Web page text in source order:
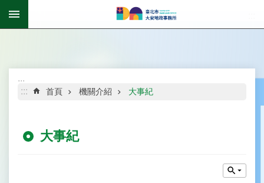
跳到主要內容區塊
尋
公
:::
:::
首頁 機關介紹 大事紀
大事紀